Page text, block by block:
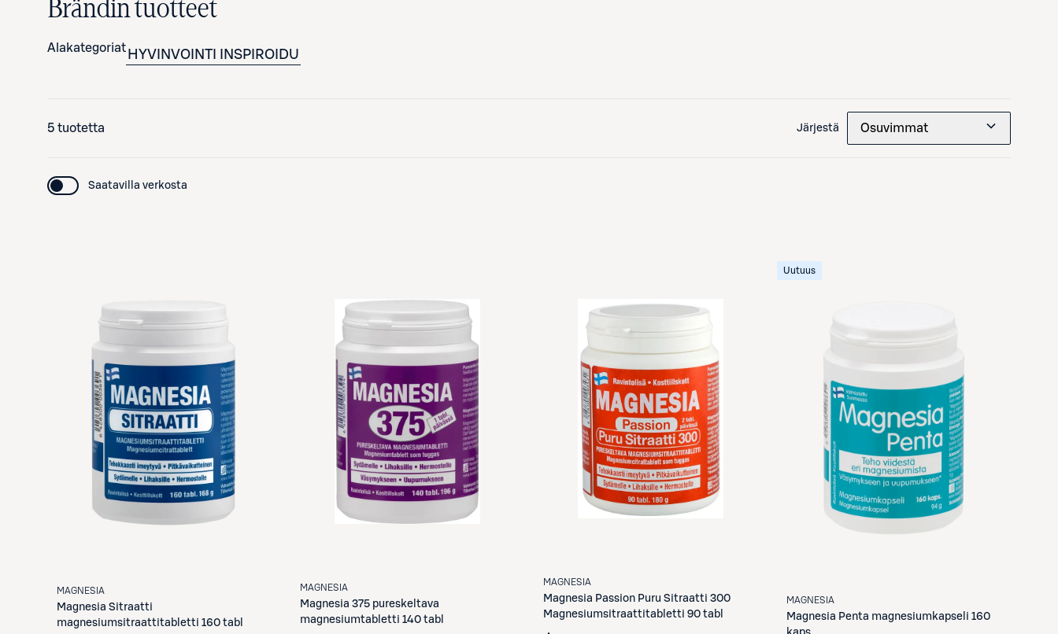
Brändin tuotteet
Alakategoriat HYVINVOINTI INSPIROIDU
5 tuotetta Järjestä Osuvimmat
Saatavilla verkosta
MAGNESIA
Magnesia Sitraatti
magnesiumsitraattitabletti 160 tabl
MAGNESIA
Magnesia 375 pureskeltava
magnesiumtabletti 140 tabl
MAGNESIA
Magnesia Passion Puru Sitraatti 300
Magnesiumsitraattitabletti 90 tabl
Uutuus
MAGNESIA
Magnesia Penta magnesiumkapseli 160